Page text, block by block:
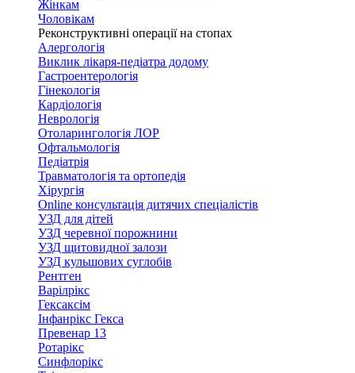
Жінкам
Чоловікам
Реконструктивні операції на стопах
Алергологія
Виклик лікаря-педіатра додому
Гастроентерологія
Гінекологія
Кардіологія
Неврологія
Отоларингологія ЛОР
Офтальмологія
Педіатрія
Травматологія та ортопедія
Хірургія
Online консультація дитячих спеціалістів
УЗД для дітей
УЗД черевної порожнини
УЗД щитовидної залози
УЗД кульшових суглобів
Рентген
Варілрікс
Гексаксім
Інфанрікс Гекса
Превенар 13
Ротарікс
Синфлорікс